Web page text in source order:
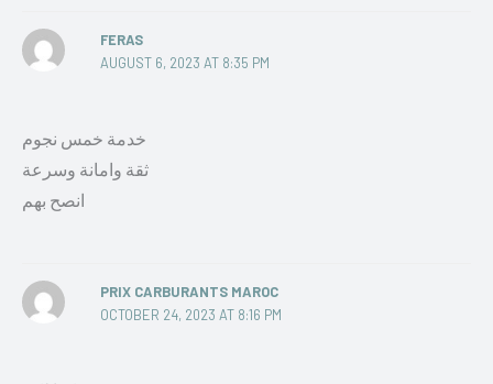
FERAS
AUGUST 6, 2023 AT 8:35 PM
خدمة خمس نجوم
ثقة وامانة وسرعة
انصح بهم
PRIX CARBURANTS MAROC
OCTOBER 24, 2023 AT 8:16 PM